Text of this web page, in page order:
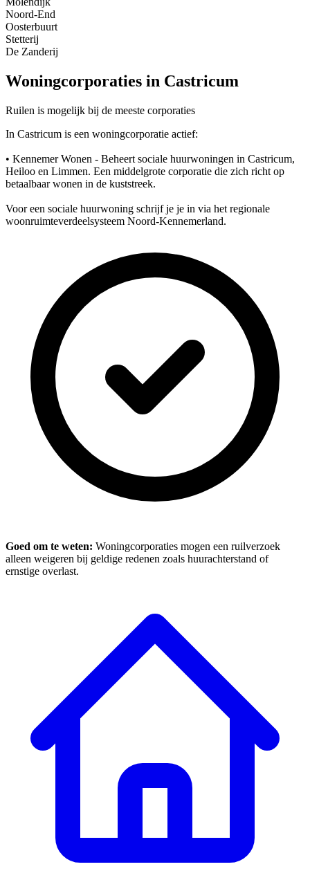
Noord-End
Oosterbuurt
Stetterij
De Zanderij
Woningcorporaties in Castricum
Ruilen is mogelijk bij de meeste corporaties
In Castricum is een woningcorporatie actief:
• Kennemer Wonen - Beheert sociale huurwoningen in Castricum,
Heiloo en Limmen. Een middelgrote corporatie die zich richt op
betaalbaar wonen in de kuststreek.
Voor een sociale huurwoning schrijf je je in via het regionale
woonruimteverdeelsysteem Noord-Kennemerland.
Goed om te weten: Woningcorporaties mogen een ruilverzoek
alleen weigeren bij geldige redenen zoals huurachterstand of
ernstige overlast.